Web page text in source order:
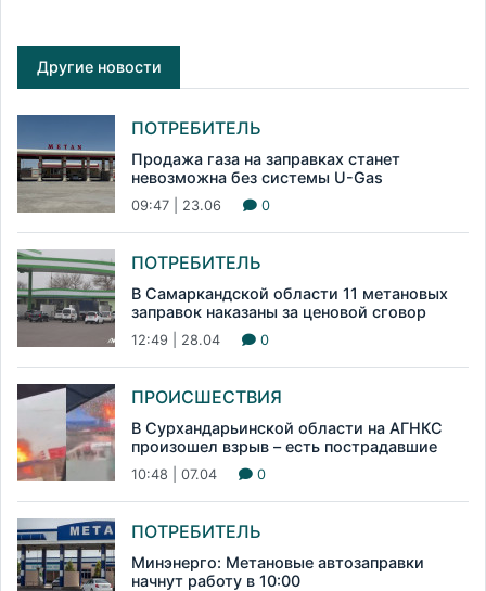
Другие новости
ПОТРЕБИТЕЛЬ
Продажа газа на заправках станет
невозможна без системы U-Gas
09:47 | 23.06 0
ПОТРЕБИТЕЛЬ
В Самаркандской области 11 метановых
заправок наказаны за ценовой сговор
12:49 | 28.04 0
ПРОИСШЕСТВИЯ
В Сурхандарьинской области на АГНКС
произошел взрыв – есть пострадавшие
10:48 | 07.04 0
ПОТРЕБИТЕЛЬ
Минэнерго: Метановые автозаправки
начнут работу в 10:00